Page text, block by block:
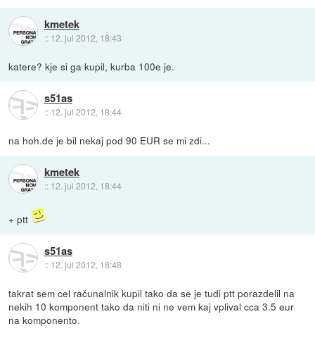
kmetek
:: 12. jul 2012, 18:43
katere? kje si ga kupil, kurba 100e je.
s51as
:: 12. jul 2012, 18:44
na hoh.de je bil nekaj pod 90 EUR se mi zdi...
kmetek
:: 12. jul 2012, 18:44
+ ptt
s51as
:: 12. jul 2012, 18:48
takrat sem cel računalnik kupil tako da se je tudi ptt porazdelil na
nekih 10 komponent tako da niti ni ne vem kaj vplival cca 3.5 eur
na komponento.